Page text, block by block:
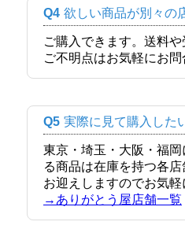
Q4 欲しい商品が別々の
ご購入できます。送料
ご不明点はお気軽にお問
Q5 実際に見て購入した
東京・埼玉・大阪・福
る商品は在庫を持つ各
お迎えしますのでお気軽
→ありがとう屋店舗一覧